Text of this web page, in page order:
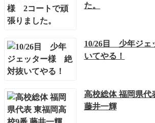
た。
10/26目 少年ジ
いてやる！
高校総体 福岡県代
藤井一輝